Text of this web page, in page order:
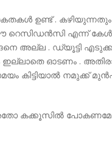
ഉണ്ട് . കഴിയുന്നതും
റെസിഡൻസി എന്ന്
അല്ല . ഡ്യൂട്ടി
ഇല്ലാതെ ഓടണം .
കിട്ടിയാൽ നമുക്ക്
കക്കൂസിൽ പോകണമോ